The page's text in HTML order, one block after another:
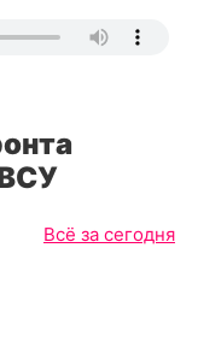
Всё за сегодня